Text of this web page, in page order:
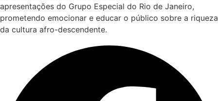
apresentações do Grupo Especial do Rio de Janeiro,
prometendo emocionar e educar o público sobre a riqueza
da cultura afro-descendente.